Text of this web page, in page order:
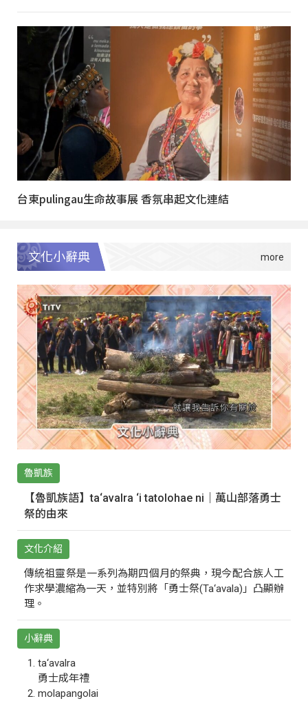
台東pulingau生命故事展 香氛串起文化連結
文化小辭典
魯凱族
【魯凱族語】ta‘avalra ‘i tatolohae ni｜萬山部落勇士
祭的由來
文化介紹
傳統祖靈祭是一系列為期四個月的祭典，現今配合族人工
作求學濃縮為一天，並特別將「勇士祭(Ta‘avala)」凸顯辦
理。
小辭典
ta‘avalra
勇士成年禮
molapangolai